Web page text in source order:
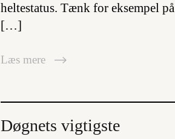
heltestatus. Tænk for eksempel
[…]
Læs mere
Døgnets vigtigste